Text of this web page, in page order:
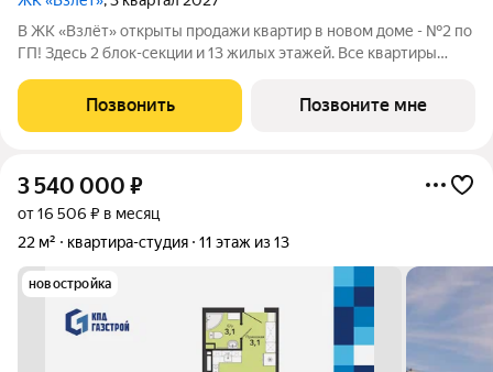
В ЖК «Взлёт» открыты продажи квартир в новом доме - №2 по
ГП! Здесь 2 блок-секции и 13 жилых этажей. Все квартиры
холлов, благоустроенным двором. В квартирографии,
традиционно, представлен широкий
Позвонить Позвоните мне
3 540 000 ₽
от 16 506 ₽ в месяц
22 м²
квартира-студия 11 этаж из 13
новостройка